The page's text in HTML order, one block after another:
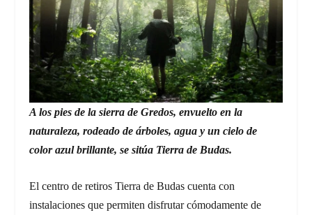
A los pies de la sierra de Gredos, envuelto en la
naturaleza, rodeado de árboles, agua y un cielo de
color azul brillante, se sitúa Tierra de Budas.
El centro de retiros Tierra de Budas cuenta con
instalaciones que permiten disfrutar cómodamente de